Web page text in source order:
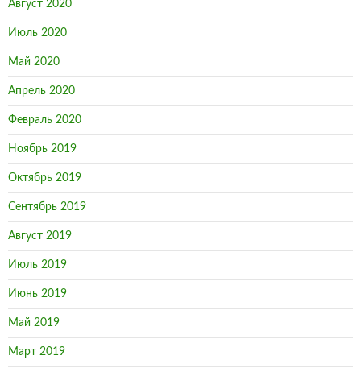
Август 2020
Июль 2020
Май 2020
Апрель 2020
Февраль 2020
Ноябрь 2019
Октябрь 2019
Сентябрь 2019
Август 2019
Июль 2019
Июнь 2019
Май 2019
Март 2019